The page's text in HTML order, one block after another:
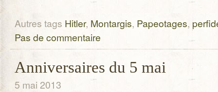
Autres tags Hitler, Montargis, Papeotages,
Pas de commentaire
Anniversaires du 5 mai
5 mai 2013